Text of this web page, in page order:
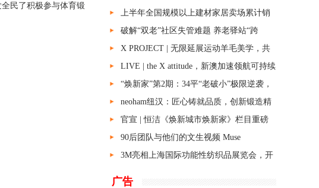
民了积极参与体育锻
无痕山野
上半年全国规模以上建材家居卖场累计销
售6881.80亿元
破解“双老”社区失管难题 养老驿站“跨
界”提供物业服务
X PROJECT | 无限延展运动羊毛美学，共
赴针织设计盛宴
LIVE | the X attitude，新澳加速领航可持续
之路“焕新家”第2期：34平“老破小”极限逆袭，
让生活不将就！
neoham纽汉：匠心铸就品质，创新锻造精
品
官宣 | 恒洁《焕新城市焕新家》栏目重磅
启动，以品质焕新生活
90后团队与他们的文生视频 Muse
3M亮相上海国际功能性纺织品展览会，开
广告